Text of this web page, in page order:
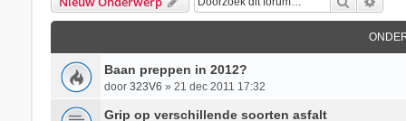
Baan preppen in 2012?
door 323V6 » 21 dec 2011 17:32
Grip op verschillende soorten asfalt